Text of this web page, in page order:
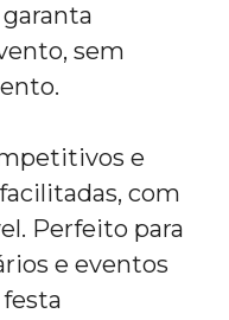
sem
e
com
Perfeito para
e eventos